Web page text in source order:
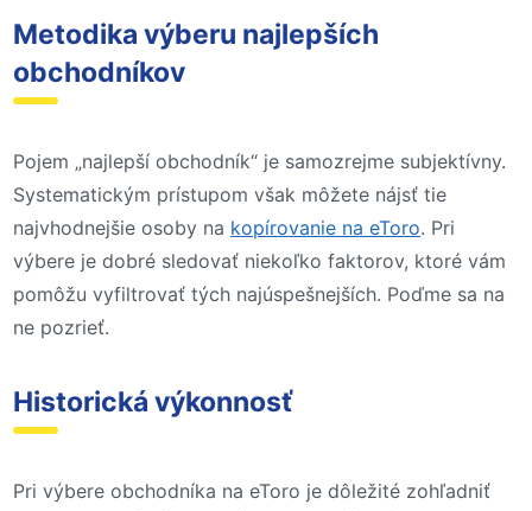
Metodika výberu najlepších
obchodníkov
Pojem „najlepší obchodník“ je samozrejme subjektívny.
Systematickým prístupom však môžete nájsť tie
najvhodnejšie osoby na kopírovanie na eToro. Pri
výbere je dobré sledovať niekoľko faktorov, ktoré vám
pomôžu vyfiltrovať tých najúspešnejších. Poďme sa na
ne pozrieť.
Historická výkonnosť
Pri výbere obchodníka na eToro je dôležité zohľadniť